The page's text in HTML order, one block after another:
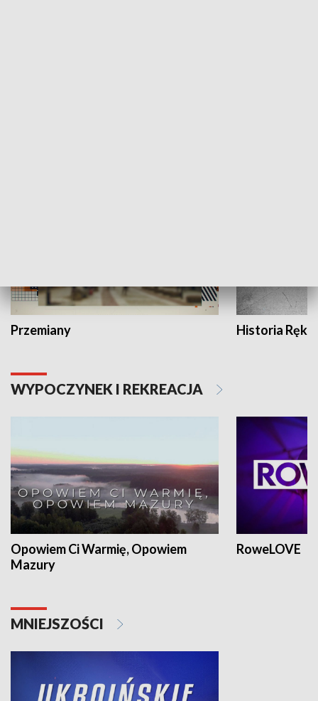
Przemiany Historia Ręką
WYPOCZYNEK I REKREACJA
Opowiem Ci Warmię, Opowiem
Mazury
RoweLOVE
MNIEJSZOŚCI